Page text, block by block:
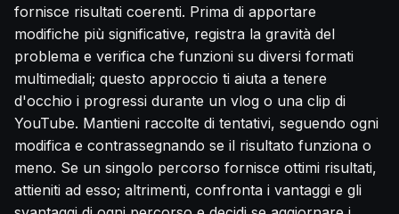
fornisce risultati coerenti. Prima di apportare
modifiche più significative, registra la gravità del
problema e verifica che funzioni su diversi formati
multimediali; questo approccio ti aiuta a tenere
d'occhio i progressi durante un vlog o una clip di
YouTube. Mantieni raccolte di tentativi, seguendo ogni
modifica e contrassegnando se il risultato funziona o
meno. Se un singolo percorso fornisce ottimi risultati,
attieniti ad esso; altrimenti, confronta i vantaggi e gli